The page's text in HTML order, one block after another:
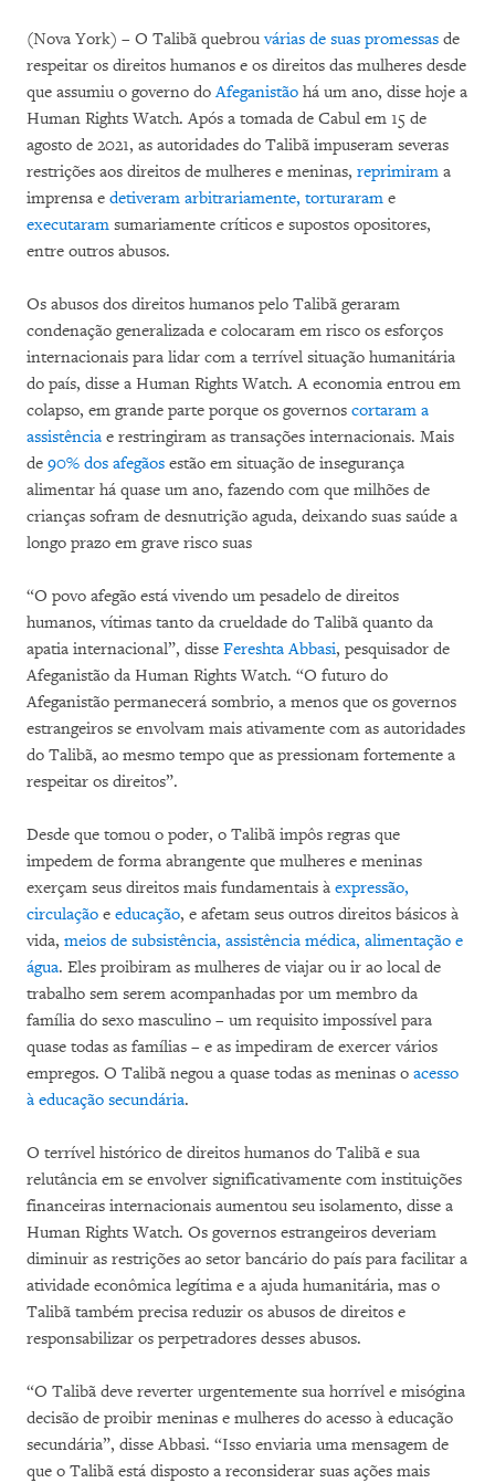
(Nova York) – O Talibã quebrouvárias de suas promessas de
respeitar os direitos humanos e os direitos das mulheres desde
que assumiu o governo doAfeganistão há um ano, disse hoje a
Human Rights Watch. Após a tomada de Cabul em 15 de
agosto de 2021, as autoridades do Talibã impuseram severas
restrições aos direitos de mulheres e meninas, reprimiram a
imprensa e detiveram arbitrariamente, torturaram e
executaram sumariamente críticos e supostos opositores,
entre outros abusos.
Os abusos dos direitos humanos pelo Talibã geraram
condenação generalizada e colocaram em risco os esforços
internacionais para lidar com a terrível situação humanitária
do país, disse a Human Rights Watch. A economia entrou em
colapso, em grande parte porque os governos cortaram a
assistência e restringiram as transações internacionais. Mais
de 90% dos afegãos estão em situação de insegurança
alimentar há quase um ano, fazendo com que milhões de
crianças sofram de desnutrição aguda, deixando suas saúde a
longo prazo em grave risco suas
“O povo afegão está vivendo um pesadelo de direitos
humanos, vítimas tanto da crueldade do Talibã quanto da
apatia internacional”, disse Fereshta Abbasi, pesquisador de
Afeganistão da Human Rights Watch. “O futuro do
Afeganistão permanecerá sombrio, a menos que os governos
estrangeiros se envolvam mais ativamente com as autoridades
do Talibã, ao mesmo tempo que as pressionam fortemente a
respeitar os direitos”.
Desde que tomou o poder, o Talibã impôs regras que
impedem de forma abrangente que mulheres e meninas
exerçam seus direitos mais fundamentais à expressão,
circulação e educação, e afetam seus outros direitos básicos à
vida, meios de subsistência, assistência médica, alimentação e
água. Eles proibiram as mulheres de viajar ou ir ao local de
trabalho sem serem acompanhadas por um membro da
família do sexo masculino – um requisito impossível para
quase todas as famílias – e as impediram de exercer vários
empregos. O Talibã negou a quase todas as meninas o acesso
à educação secundária.
O terrível histórico de direitos humanos do Talibã e sua
relutância em se envolver significativamente com instituições
financeiras internacionais aumentou seu isolamento, disse a
Human Rights Watch. Os governos estrangeiros deveriam
diminuir as restrições ao setor bancário do país para facilitar a
atividade econômica legítima e a ajuda humanitária, mas o
Talibã também precisa reduzir os abusos de direitos e
responsabilizar os perpetradores desses abusos.
“O Talibã deve reverter urgentemente sua horrível e misógina
decisão de proibir meninas e mulheres do acesso à educação
secundária”, disse Abbasi. “Isso enviaria uma mensagem de
que o Talibã está disposto a reconsiderar suas ações mais